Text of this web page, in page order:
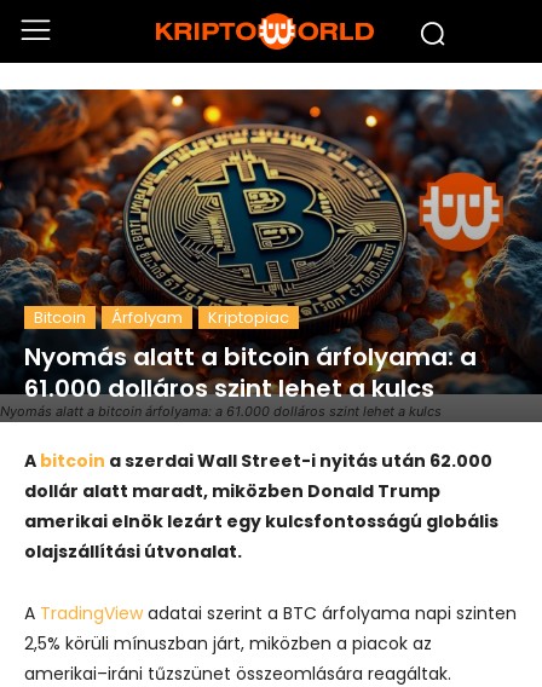
Nyomás alatt a bitcoin árfolyama: a 61.000 dolláros szint lehet a kulcs
Bitcoin Árfolyam Kriptopiac
Nyomás alatt a bitcoin árfolyama: a
61.000 dolláros szint lehet a kulcs
A bitcoin a szerdai Wall Street-i nyitás után 62.000
dollár alatt maradt, miközben Donald Trump
amerikai elnök lezárt egy kulcsfontosságú globális
olajszállítási útvonalat.
A TradingViewadatai szerint a BTC árfolyama napi szinten
2,5% körüli mínuszban járt, miközben a piacok az
amerikai–iráni tűzszünet összeomlására reagáltak.